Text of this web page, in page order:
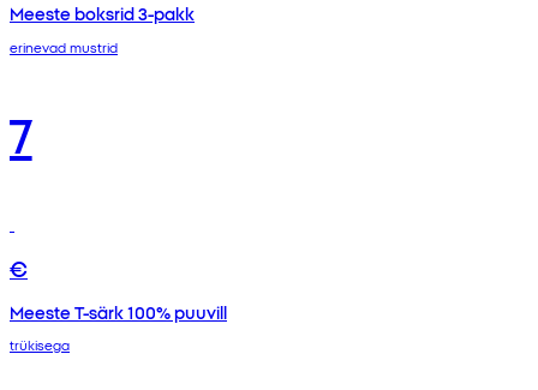
Meeste boksrid 3-pakk
erinevad mustrid
7
€
Meeste T-särk 100% puuvill
trükisega